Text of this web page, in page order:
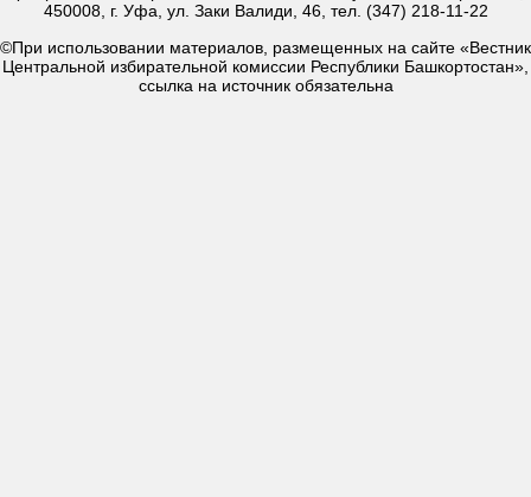
450008, г. Уфа, ул. Заки Валиди, 46, тел. (347) 218-11-22
©При использовании материалов, размещенных на сайте «Вестник
Центральной избирательной комиссии Республики Башкортостан»,
ссылка на источник обязательна